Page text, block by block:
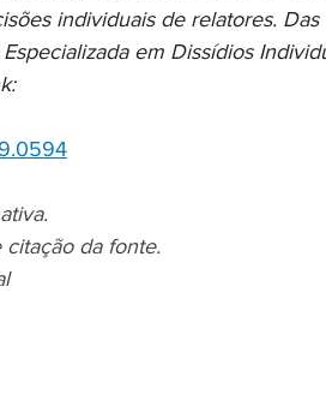
individuais de relatores. Das
em Dissídios
da fonte.